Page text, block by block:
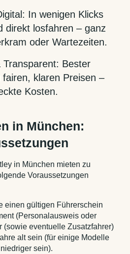
In wenigen Klicks
direkt losfahren – ganz
oder Wartezeiten.
Transparent: Bester
klaren Preisen –
Kosten.
in München:
in München mieten zu
Voraussetzungen
einen gültigen Führerschein
(Personalausweis oder
(sowie eventuelle Zusatzfahrer)
alt sein (für einige Modelle
sein).